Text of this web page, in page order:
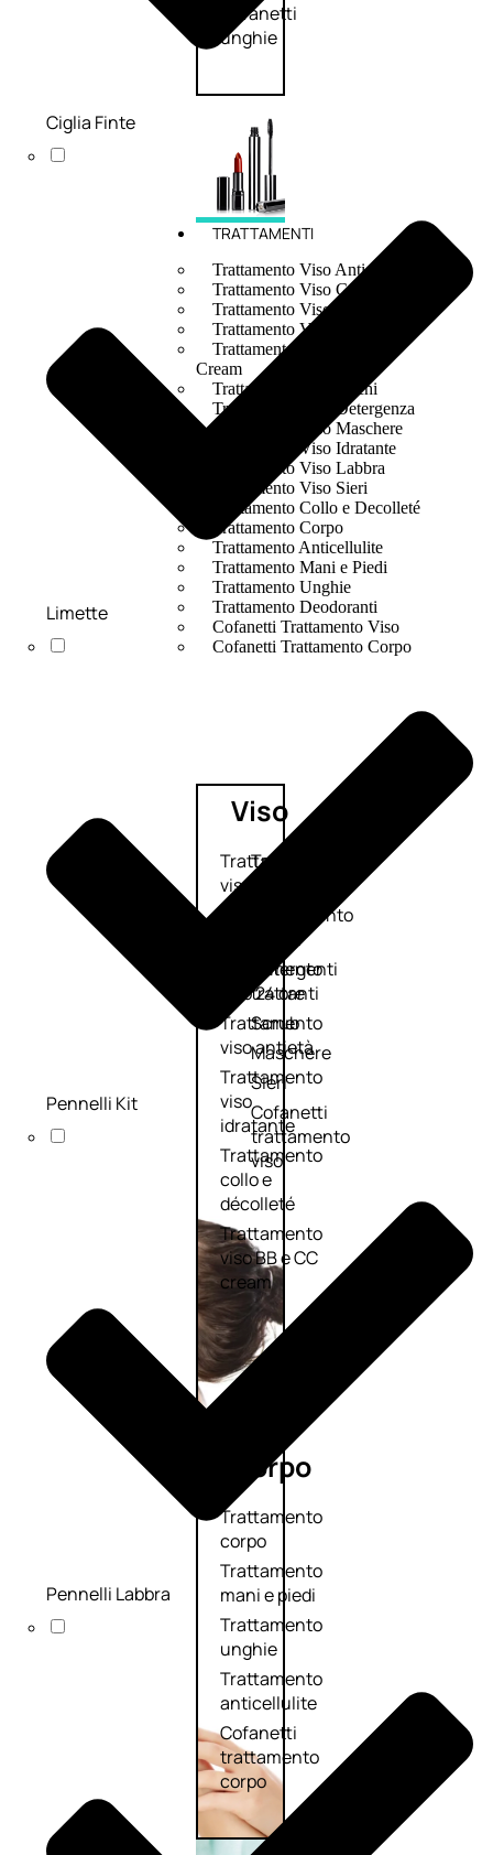
Cofanetti
unghie
TRATTAMENTI
Trattamento Viso Antieta
Trattamento Viso Giorno
Trattamento Viso Notte
Trattamento Viso 24 Ore
Trattamento Viso Bb E Cc
Cream
Trattamento Viso Occhi
Trattamento Viso Detergenza
Trattamento Viso Maschere
Trattamento Viso Idratante
Trattamento Viso Labbra
Trattamento Viso Sieri
Trattamento Collo e Decolleté
Trattamento Corpo
Trattamento Anticellulite
Trattamento Mani e Piedi
Trattamento Unghie
Trattamento Deodoranti
Cofanetti Trattamento Viso
Cofanetti Trattamento Corpo
Viso
Trattamento
viso giorno
viso notte
Trattamento
viso 24 ore
Trattamento
viso antietà
Trattamento
viso
idratante
Trattamento
collo e
décolleté
Trattamento
viso BB e CC
cream
Trattamento
Trattamento
labbra
Detergenti
trattanti
Scrub
Maschere
Sieri
Cofanetti
trattamento
viso
Corpo
Trattamento
corpo
Trattamento
mani e piedi
Trattamento
unghie
Trattamento
anticellulite
Cofanetti
trattamento
corpo
Ciglia Finte
Limette
Pennelli Kit
Pennelli Labbra